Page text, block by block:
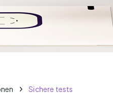
Sichere tests